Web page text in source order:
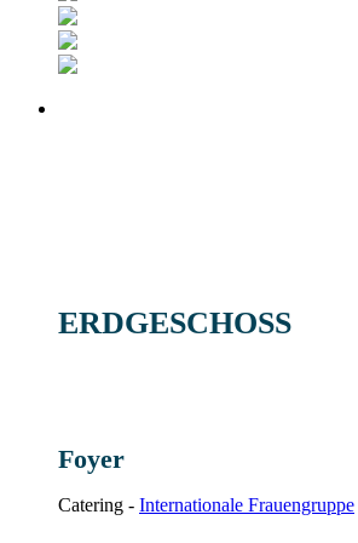
ERDGESCHOSS
Foyer
Catering - Internationale Frauengruppe